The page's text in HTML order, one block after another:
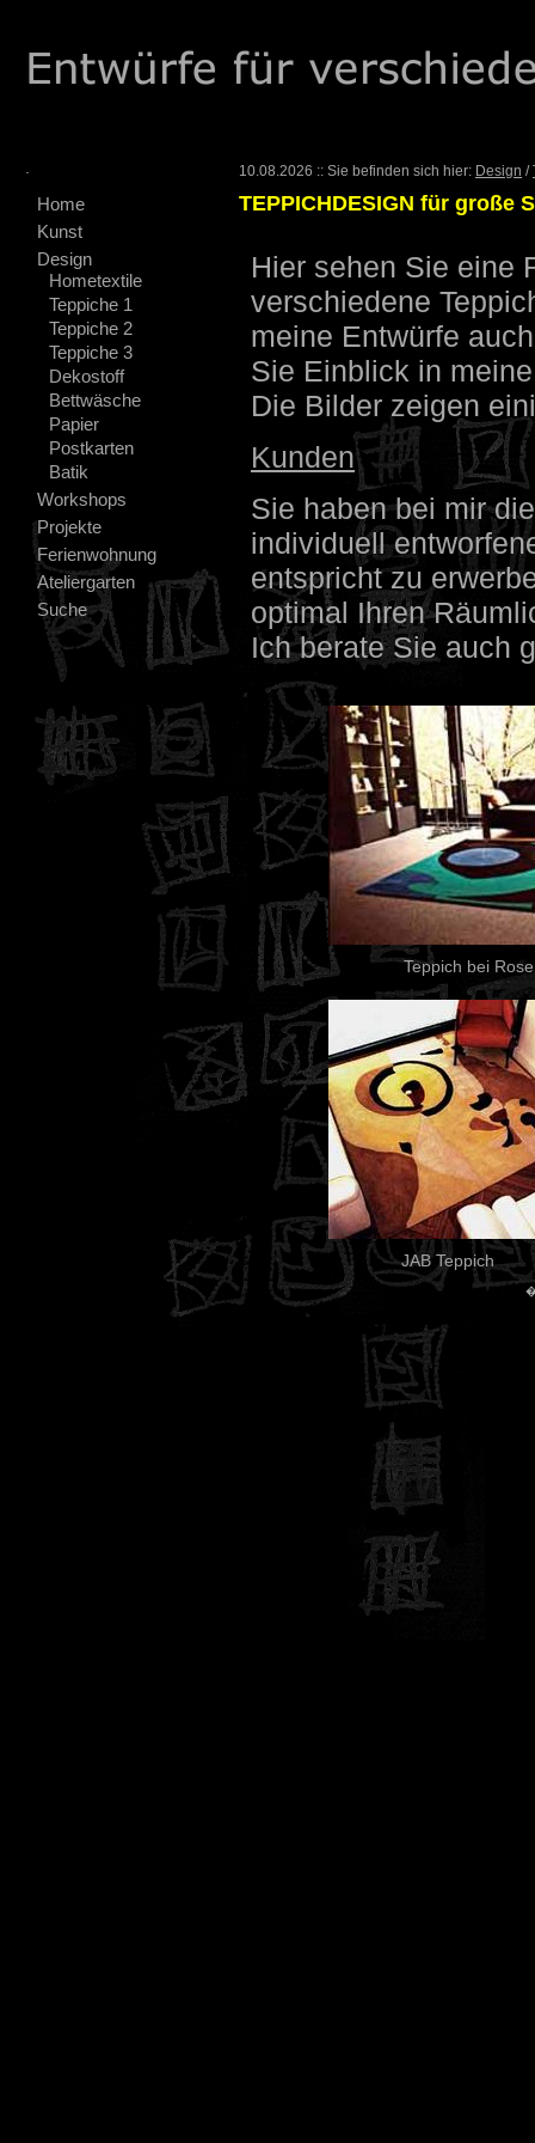
Home
Kunst
Design
Hometextile
Teppiche 1
Teppiche 2
Teppiche 3
Dekostoff
Bettwäsche
Papier
Postkarten
Batik
Workshops
Projekte
Ferienwohnung
Ateliergarten
Suche
10.08.2026 :: Sie befinden sich hier: Design /
TEPPICHDESIGN für große
Hier sehen Sie eine
verschiedene
meine Entwürfe
Sie Einblick in
Die Bilder zeigen
Kunden
Sie haben bei mir
individuell
entspricht zu
optimal Ihren
Ich berate Sie auch
Teppich bei
JAB Teppich
�